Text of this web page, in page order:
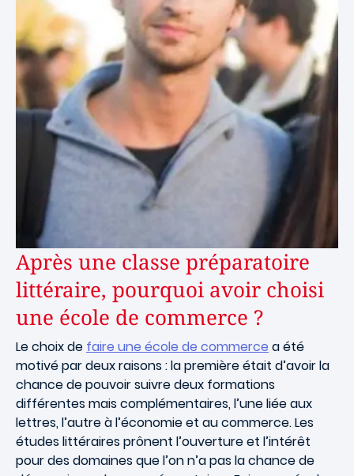
Après une classe préparatoire
littéraire, pourquoi avoir choisi
une école de commerce ?
Le choix de faire une école de commerce a été
motivé par deux raisons : la première était d’avoir la
chance de pouvoir suivre deux formations
différentes mais complémentaires, l’une liée aux
lettres, l’autre à l’économie et au commerce. Les
études littéraires prônent l’ouverture et l’intérêt
pour des domaines que l’on n’a pas la chance de